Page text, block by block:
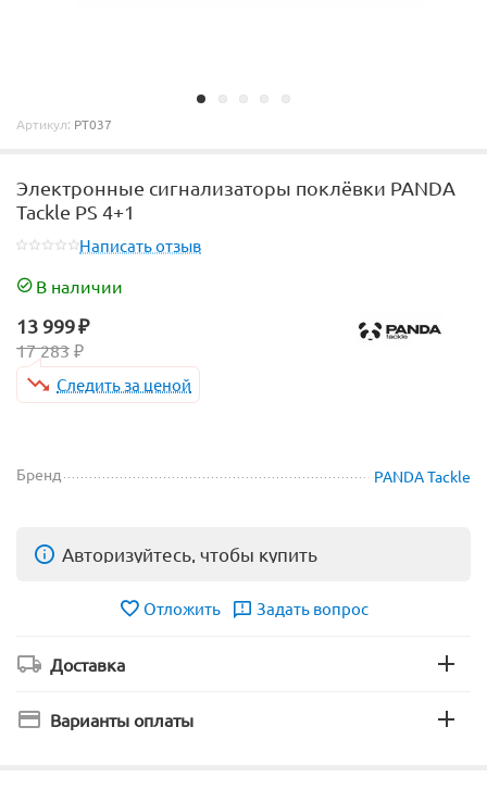
Артикул: PT037
Электронные сигнализаторы поклёвки PANDA
Tackle PS 4+1
Написать отзыв
В наличии
13 999₽
17 283 ₽
Следить за ценой
Бренд PANDA Tackle
Авторизуйтесь, чтобы купить
Отложить Задать вопрос
Доставка
Варианты оплаты